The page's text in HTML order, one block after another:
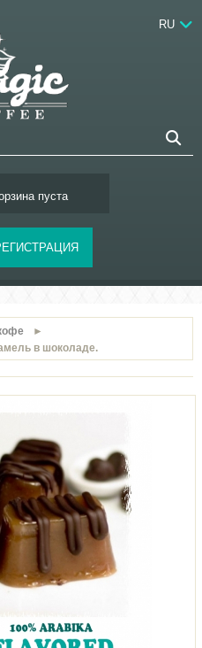
пуста
RU
►
в шоколаде.